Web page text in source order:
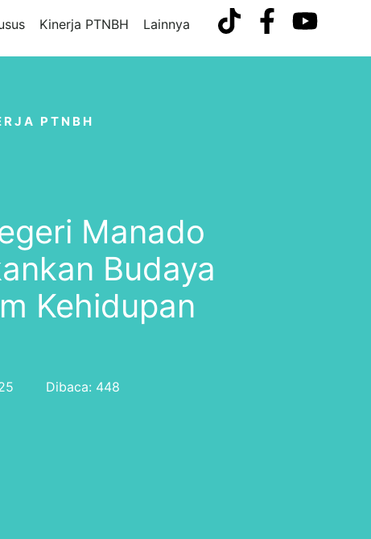
Kinerja PTNBH Lainnya
PTNBH
Manado
Budaya
Kehidupan
Dibaca: 448